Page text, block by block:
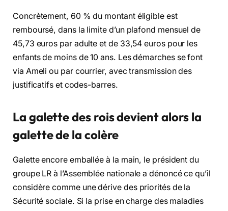
Concrètement, 60 % du montant éligible est
remboursé, dans la limite d’un plafond mensuel de
45,73 euros par adulte et de 33,54 euros pour les
enfants de moins de 10 ans. Les démarches se font
via Ameli ou par courrier, avec transmission des
justificatifs et codes-barres.
La galette des rois devient alors la
galette de la colère
Galette encore emballée à la main, le président du
groupe LR à l’Assemblée nationale a dénoncé ce qu’il
considère comme une dérive des priorités de la
Sécurité sociale. Si la prise en charge des maladies